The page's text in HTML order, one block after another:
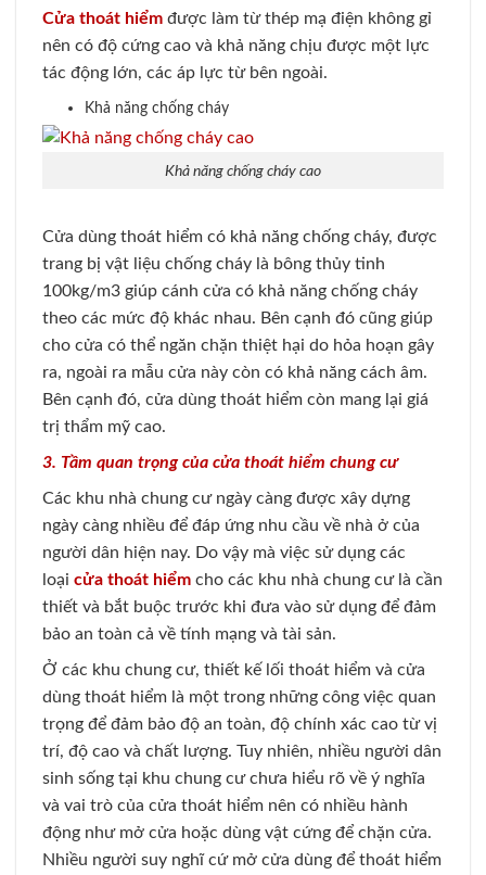
Cửa thoát hiểm được làm từ thép mạ điện không gỉ
nên có độ cứng cao và khả năng chịu được một lực
tác động lớn, các áp lực từ bên ngoài.
Khả năng chống cháy
Khả năng chống cháy cao
Cửa dùng thoát hiểm có khả năng chống cháy, được
trang bị vật liệu chống cháy là bông thủy tinh
100kg/m3 giúp cánh cửa có khả năng chống cháy
theo các mức độ khác nhau. Bên cạnh đó cũng giúp
cho cửa có thể ngăn chặn thiệt hại do hỏa hoạn gây
ra, ngoài ra mẫu cửa này còn có khả năng cách âm.
Bên cạnh đó, cửa dùng thoát hiểm còn mang lại giá
trị thẩm mỹ cao.
3. Tầm quan trọng của cửa thoát hiểm chung cư
Các khu nhà chung cư ngày càng được xây dựng
ngày càng nhiều để đáp ứng nhu cầu về nhà ở của
người dân hiện nay. Do vậy mà việc sử dụng các
loại cửa thoát hiểm cho các khu nhà chung cư là cần
thiết và bắt buộc trước khi đưa vào sử dụng để đảm
bảo an toàn cả về tính mạng và tài sản.
Ở các khu chung cư, thiết kế lối thoát hiểm và cửa
dùng thoát hiểm là một trong những công việc quan
trọng để đảm bảo độ an toàn, độ chính xác cao từ vị
trí, độ cao và chất lượng. Tuy nhiên, nhiều người dân
sinh sống tại khu chung cư chưa hiểu rõ về ý nghĩa
và vai trò của cửa thoát hiểm nên có nhiều hành
động như mở cửa hoặc dùng vật cứng để chặn cửa.
Nhiều người suy nghĩ cứ mở cửa dùng để thoát hiểm